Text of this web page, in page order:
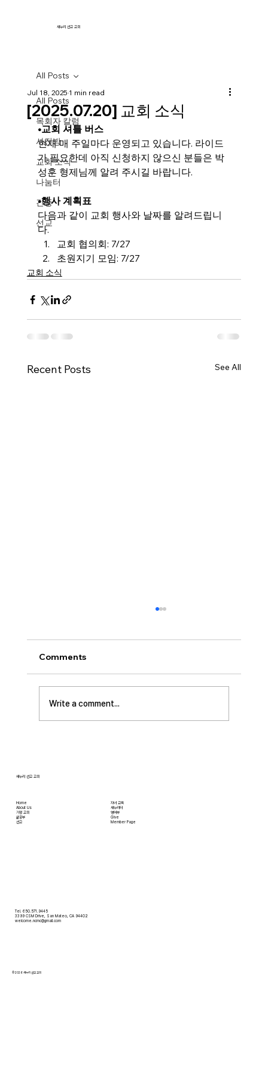
새누리 선교 교회
All Posts
목회자 칼럼
사진방
교회 소식
나눔터
간증
선교
All Posts
[2025.07.20] 교회 소식
Jul 18, 20251 min read
•교회 셔틀 버스
현재 매 주일마다 운영되고 있습니다. 라이드
가 필요한데 아직 신청하지 않으신 분들은 박
성훈 형제님께 알려 주시길 바랍니다.
•행사 계획표
다음과 같이 교회 행사와 날짜를 알려드립니
다.
교회 협의회: 7/27
초원지기 모임: 7/27
교회 소식
Recent Posts See All
• 서대석 목자 단기 선교 8월 1일부터 13일까지
이스라엘 단기 선교를 다녀옵니다. 관심과 기도
부탁 드립니다. • 가정교회 평신도 세미나 등록
평신도 세미나가 어스틴 늘푸른교회에서 9월 25
일부터 27일까지 있습니다. 등록마감은 8월 7일
Comments
Write a comment...
Home
About Us
​가정 교회
​삶공부
​선교
자녀 교육
새누리터
영어부
Give
Member Page
Tel. 650.571.9445
3399 CSM Drive, San Mateo, CA 94402
welcome.ncmc@gmail.com
© 2026 새누리 선교 교회
새누리 선교 교회